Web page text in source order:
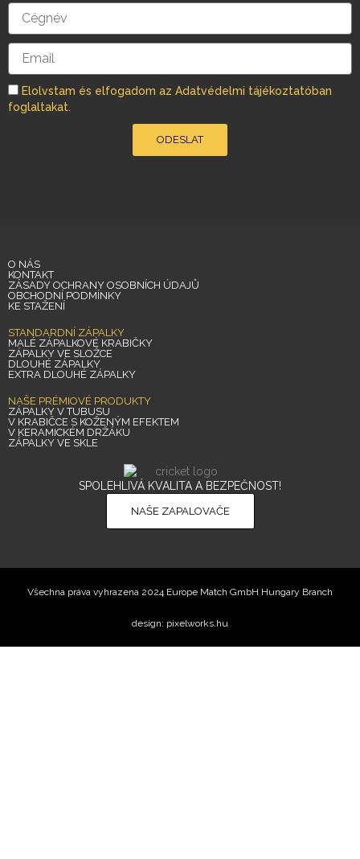
k
a
m
Cégnév
Email
Elolvstam és elfogadom az Adatvédelmi tájékoztatóban
foglaltakat.
ODESLAT
O NÁS
KONTAKT
ZÁSADY OCHRANY OSOBNÍCH ÚDAJŮ
OBCHODNÍ PODMÍNKY
KE STAŽENÍ
STANDARDNÍ ZÁPALKY
MALÉ ZÁPALKOVÉ KRABIČKY
ZÁPALKY VE SLOŽCE
DLOUHÉ ZÁPALKY
EXTRA DLOUHÉ ZÁPALKY
NAŠE PRÉMIOVÉ PRODUKTY
ZÁPALKY V TUBUSU
V KRABIČCE S KOŽENÝM EFEKTEM
V KERAMICKÉM DRŽÁKU
ZÁPALKY VE SKLE
SPOLEHLIVÁ KVALITA A BEZPEČNOST!
NAŠE ZAPALOVAČE
Všechna práva vyhrazena 2024 Europe Match GmbH Hungary Branch
design: pixelworks.hu